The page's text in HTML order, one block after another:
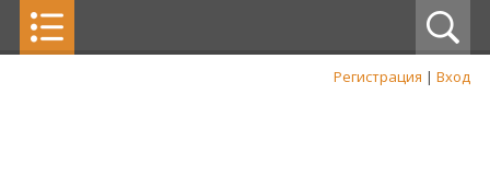
Регистрация | Вход